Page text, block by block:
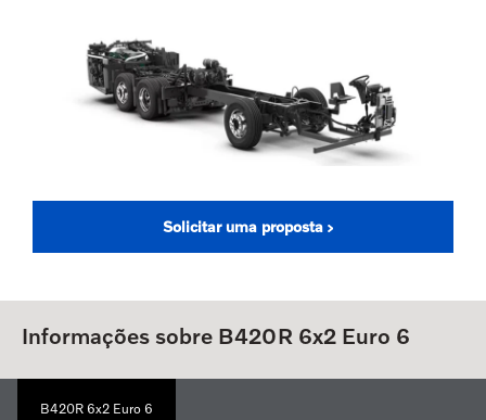
Solicitar uma proposta
Informações sobre B420R 6x2 Euro 6
B420R 6x2 Euro 6